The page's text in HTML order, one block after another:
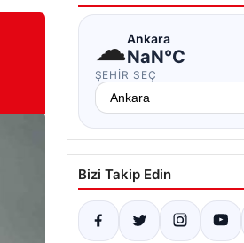
☁Ankara
NaN°C
ŞEHIR SEÇ
Bizi Takip Edin